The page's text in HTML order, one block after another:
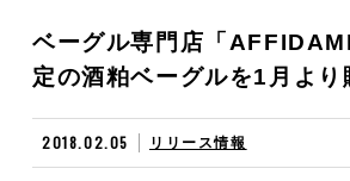
ベーグル専門店「
定の酒粕ベーグルを1月より
2018.02.05 リリース情報